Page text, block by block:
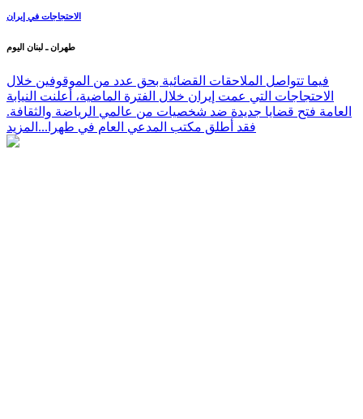
الاحتجاجات في إيران
طهران ـ لبنان اليوم
فيما تتواصل الملاحقات القضائية بحق عدد من الموقوفين خلال
الاحتجاجات التي عمت إيران خلال الفترة الماضية، أعلنت النيابة
العامة فتح قضايا جديدة ضد شخصيات من عالمي الرياضة والثقافة.
فقد أطلق مكتب المدعي العام في طهرا... المزيد